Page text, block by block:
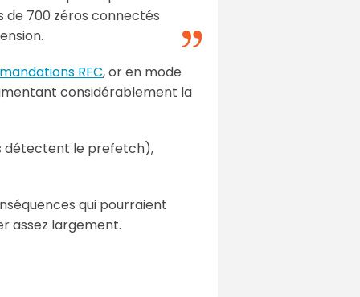
de 700 zéros connectés
RFC, or en mode
considérablement la
détectent le prefetch),
qui pourraient
assez largement.